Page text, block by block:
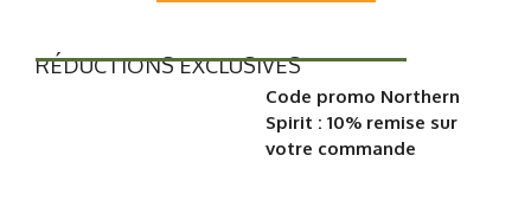
RÉDUCTIONS EXCLUSIVES
Code promo Northern
Spirit : 10% remise sur
votre commande